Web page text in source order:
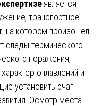
является
транспортное
на котором произошел
следы термического
поражения,
оплавлений и
установить очаг
Осмотр места